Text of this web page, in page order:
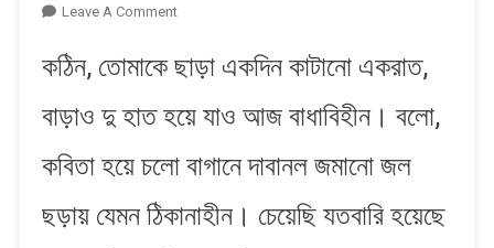
Leave A CommentOn
Tomake
Ekdin
কঠিন
ছাড়া
কঠিন, তোমাকে ছাড়া একদিন কাটানো একরাত,
বাড়াও দু হাত হয়ে যাও আজ বাধাবিহীন। বলো,
কবিতা হয়ে চলো বাগানে দাবানল জমানো জল
ছড়ায় যেমন ঠিকানাহীন। চেয়েছি যতবারি হয়েছে